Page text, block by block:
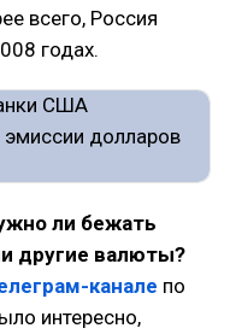
всего, Россия
годах.
ли бежать
другие валюты?
канале по
интересно,